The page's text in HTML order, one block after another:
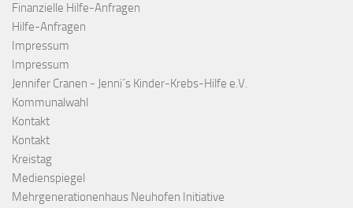
Finanzielle Hilfe-Anfragen
Hilfe-Anfragen
Impressum
Impressum
Jennifer Cranen - Jenni´s Kinder-Krebs-Hilfe e.V.
Kommunalwahl
Kontakt
Kontakt
Kreistag
Medienspiegel
Mehrgenerationenhaus Neuhofen Initiative